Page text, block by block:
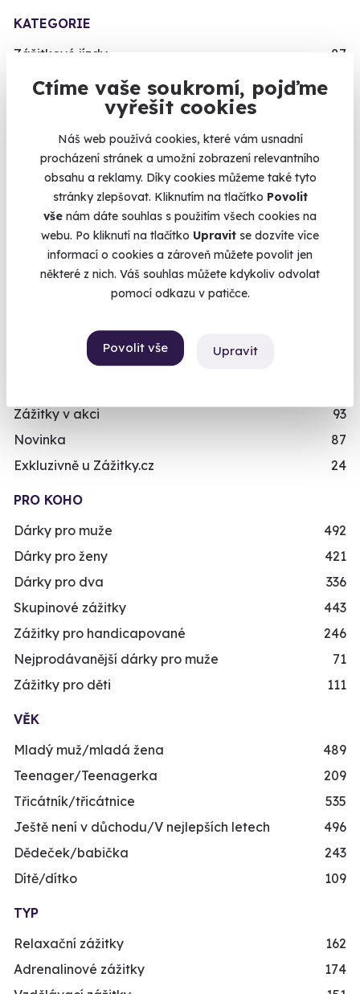
Ctíme vaše soukromí, pojďme
vyřešit cookies
Náš web používá cookies, které vám usnadní
procházení stránek a umožní zobrazení relevantního
obsahu a reklamy. Díky cookies můžeme také tyto
stránky zlepšovat. Kliknutím na tlačítko Povolit
vše nám dáte souhlas s použitím všech cookies na
webu. Po kliknutí na tlačítko Upravit se dozvíte více
informací o cookies a zároveň můžete povolit jen
některé z nich. Váš souhlas můžete kdykoliv odvolat
pomocí odkazu v patičce.
Povolit vše Upravit
KATEGORIE
Zážitkové jízdy
87
Povolání na zkoušku
Letecké zážitky
Masáže a relaxace
Gurmánské zážitky
Sportovní zážitky
Zážitkové pobyty
Vojenské zážitky
Zážitky se zvířaty
Zážitky na doma
Dárkové balíčky
Zážitky v akci
93
Novinka
87
Exkluzivně u Zážitky.cz
24
PRO KOHO
Dárky pro muže
492
Dárky pro ženy
421
Dárky pro dva
336
Skupinové zážitky
443
Zážitky pro handicapované
246
Nejprodávanější dárky pro muže
71
Zážitky pro děti
111
VĚK
Mladý muž/mladá žena
489
Teenager/Teenagerka
209
Třicátník/třicátnice
535
Ještě není v důchodu/V nejlepších letech
496
Dědeček/babička
243
Dítě/dítko
109
TYP
Relaxační zážitky
162
Adrenalinové zážitky
174